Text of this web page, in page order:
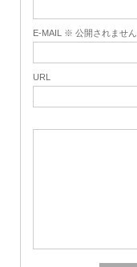
E-MAIL ※ 公開されません
URL